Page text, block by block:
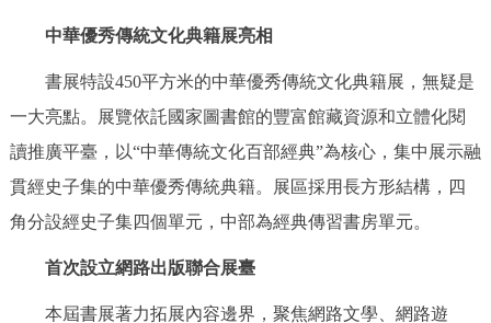
中華優秀傳統文化典籍展亮相
書展特設450平方米的中華優秀傳統文化典籍展，無疑是
一大亮點。展覽依託國家圖書館的豐富館藏資源和立體化閱
讀推廣平臺，以“中華傳統文化百部經典”為核心，集中展示融
貫經史子集的中華優秀傳統典籍。展區採用長方形結構，四
角分設經史子集四個單元，中部為經典傳習書房單元。
首次設立網路出版聯合展臺
本屆書展著力拓展內容邊界，聚焦網路文學、網路遊